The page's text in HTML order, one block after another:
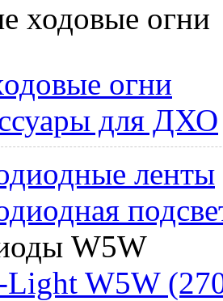
ходовые огни
огни
для ДХО
ленты
W5W
W5W